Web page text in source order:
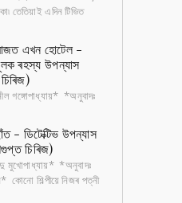
তেতিয়াই এদিন টিভিত
এখন হোটেল -
ৰহস্য উপন্যাস
গঙ্গোপাধ্যায়* *অনুবাদঃ
বাকী টুৰিষ্টসকলৰ
- ডিটেক্টিভ উপন্যাস
চিৰিজ)
মুখোপাধ্যায়* *অনুবাদঃ
কোনো শিল্পীয়ে নিজৰ পত্নী